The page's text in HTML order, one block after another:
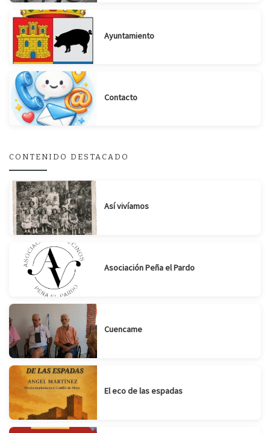
Ayuntamiento
Contacto
CONTENIDO DESTACADO
Así vivíamos
Asociación Peña el Pardo
Cuencame
El eco de las espadas
Suscribirse